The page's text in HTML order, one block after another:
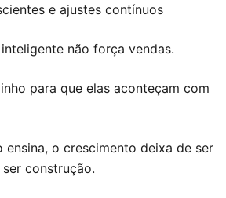
e ajustes contínuos
não força vendas.
para que elas aconteçam com
ensina, o crescimento deixa de ser
construção.